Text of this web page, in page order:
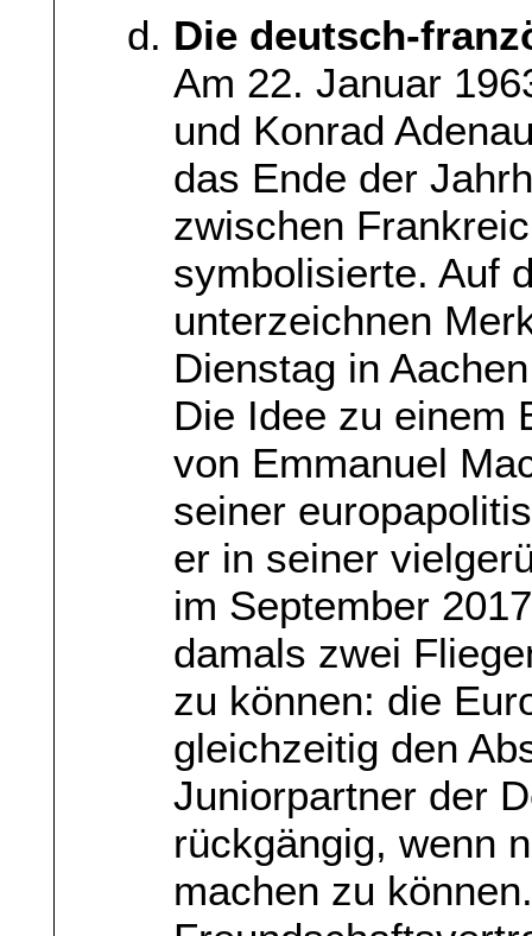
Die deutsch-
Am 22. Januar
und Konrad
das Ende der
zwischen
symbolisierte. Auf
unterzeichnen
Dienstag in
Die Idee zu einem
von Emmanuel
seiner
er in seiner
im September
damals zwei
zu können: die
gleichzeitig den
Juniorpartner der
rückgängig, wenn
machen zu